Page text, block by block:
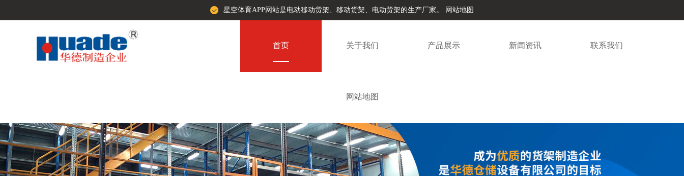
星空体育APP网站是电动移动货架、移动货架、电动货架的生产厂家。 网站地图
首页 关于我们 产品展示 新闻资讯 联系我们
网站地图